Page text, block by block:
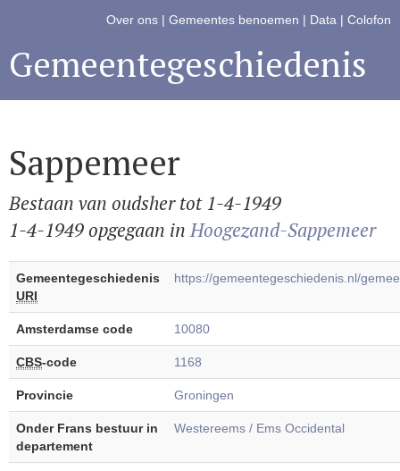
Over ons | Gemeentes benoemen | Data | Colofon
Gemeentegeschiedenis
Sappemeer
Bestaan van oudsher tot 1-4-1949
1-4-1949 opgegaan inHoogezand-Sappemeer
Gemeentegeschiedenis
URI
https://gemeentegeschiedenis.nl/
Amsterdamse code 10080
CBS-code 1168
Provincie Groningen
Onder Frans bestuur in
departement
Westereems / Ems Occidental